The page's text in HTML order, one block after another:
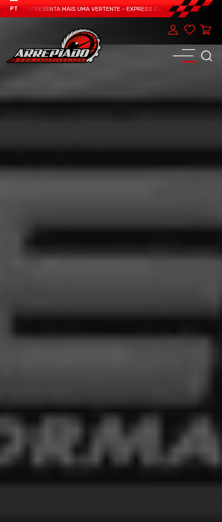
PTAPRESENTA MAIS UMA VERTENTE - EXPRESS CAR SERVICE,